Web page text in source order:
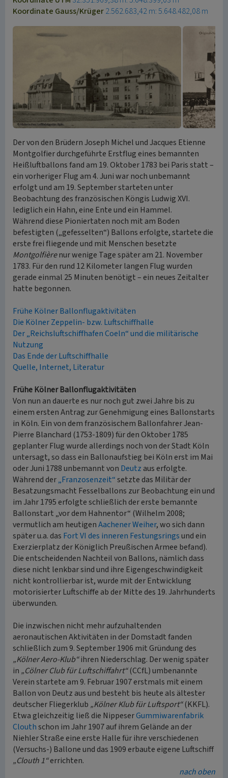
Koordinate Gauss/Krüger2.562.683,42 m: 5.648.482,08 m
Der von den Brüdern Joseph Michel und Jacques Etienne
Montgolfier durchgeführte Erstflug eines bemannten
Heißluftballons fand am 19. Oktober 1783 bei Paris statt –
ein vorheriger Flug am 4. Juni war noch unbemannt
erfolgt und am 19. September starteten unter
Beobachtung des französischen Köngis Ludwig XVI.
lediglich ein Hahn, eine Ente und ein Hammel.
Während diese Pioniertaten noch mit am Boden
befestigten („gefesselten“) Ballons erfolgte, startete die
erste frei fliegende und mit Menschen besetzte
Montgolfièrenur wenige Tage später am 21. November
1783. Für den rund 12 Kilometer langen Flug wurden
gerade einmal 25 Minuten benötigt – ein neues Zeitalter
hatte begonnen.
Frühe Kölner Ballonflugaktivitäten
Die Kölner Zeppelin- bzw. Luftschiffhalle
Der „Reichsluftschiffhafen Coeln“ und die militärische
Nutzung
Das Ende der Luftschiffhalle
Quelle, Internet, Literatur
Frühe Kölner Ballonflugaktivitäten
Von nun an dauerte es nur noch gut zwei Jahre bis zu
einem ersten Antrag zur Genehmigung eines Ballonstarts
in Köln. Ein von dem französischem Ballonfahrer Jean-
Pierre Blanchard (1753-1809) für den Oktober 1785
geplanter Flug wurde allerdings noch von der Stadt Köln
untersagt, so dass ein Ballonaufstieg bei Köln erst im Mai
oder Juni 1788 unbemannt von Deutz aus erfolgte.
Während der„Franzosenzeit“setzte das Militär der
Besatzungsmacht Fesselballons zur Beobachtung ein und
im Jahr 1795 erfolgte schließlich der erste bemannte
Ballonstart „vor dem Hahnentor“ (Wilhelm 2008;
vermutlich am heutigenAachener Weiher, wo sich dann
später u.a. das Fort VI des inneren Festungsringsund ein
Exerzierplatz der Königlich Preußischen Armee befand).
Die entscheidenden Nachteil von Ballons, nämlich dass
diese nicht lenkbar sind und ihre Eigengeschwindigkeit
nicht kontrollierbar ist, wurde mit der Entwicklung
motorisierter Luftschiffe ab der Mitte des 19. Jahrhunderts
überwunden.
Die inzwischen nicht mehr aufzuhaltenden
aeronautischen Aktivitäten in der Domstadt fanden
schließlich zum 9. September 1906 mit Gründung des
„Kölner Aero-Klub“ihren Niederschlag. Der wenig später
in „Cölner Club für Luftschiffahrt“(CCfL) umbenannte
Verein startete am 9. Februar 1907 erstmals mit einem
Ballon von Deutz aus und besteht bis heute als ältester
deutscher Fliegerklub „Kölner Klub für Luftsport“(KKFL).
Etwa gleichzeitig ließ die NippeserGummiwarenfabrik
Clouthschon im Jahr 1907 auf ihrem Gelände an der
Niehler Straße eine erste Halle für ihre verschiedenen
(Versuchs-) Ballone und das 1909 erbaute eigene Luftschiff
„Clouth 1“errichten.
nach oben